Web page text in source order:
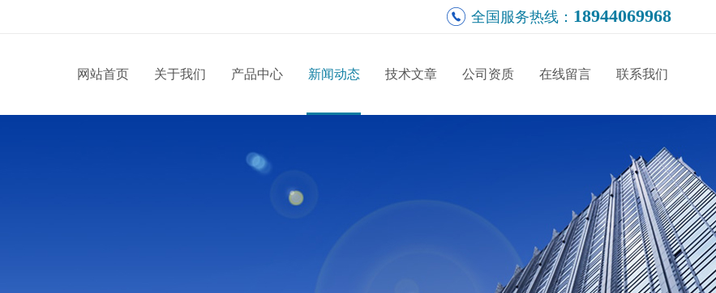
全国服务热线： 18944069968
网站首页 关于我们 产品中心 新闻动态 技术文章 公司资质 在线留言 联系我们